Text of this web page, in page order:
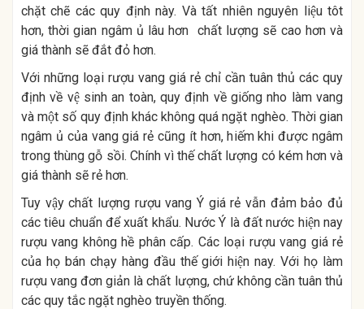
chặt chẽ các quy định này. Và tất nhiên nguyên liệu tôt
hơn, thời gian ngâm ủ lâu hơn chất lượng sẽ cao hơn và
giá thành sẽ đắt đỏ hơn.
Với những loại rượu vang giá rẻ chỉ cần tuân thủ các quy
định về vệ sinh an toàn, quy định về giống nho làm vang
và một số quy định khác không quá ngặt nghèo. Thời gian
ngâm ủ của vang giá rẻ cũng ít hơn, hiếm khi được ngâm
trong thùng gỗ sồi. Chính vì thế chất lượng có kém hơn và
giá thành sẽ rẻ hơn.
Tuy vậy chất lượng rượu vang Ý giá rẻ vẫn đảm bảo đủ
các tiêu chuẩn để xuất khẩu. Nước Ý là đất nước hiện nay
rượu vang không hề phân cấp. Các loại rượu vang giá rẻ
của họ bán chạy hàng đầu thế giới hiện nay. Với họ làm
rượu vang đơn giản là chất lượng, chứ không cần tuân thủ
các quy tắc ngặt nghèo truyền thống.